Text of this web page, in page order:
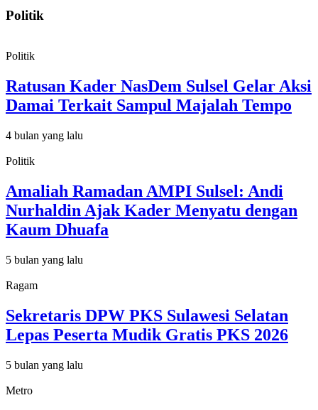
Politik
Politik
Ratusan Kader NasDem Sulsel Gelar Aksi
Damai Terkait Sampul Majalah Tempo
4 bulan yang lalu
Politik
Amaliah Ramadan AMPI Sulsel: Andi
Nurhaldin Ajak Kader Menyatu dengan
Kaum Dhuafa
5 bulan yang lalu
Ragam
Sekretaris DPW PKS Sulawesi Selatan
Lepas Peserta Mudik Gratis PKS 2026
5 bulan yang lalu
Metro